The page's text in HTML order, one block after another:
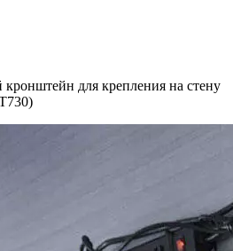
для крепления на стену